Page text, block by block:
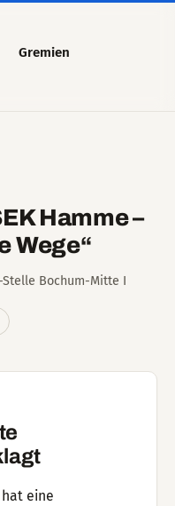
Gremien
Hamme –
Wege“
Stelle Bochum-Mitte I
hat eine